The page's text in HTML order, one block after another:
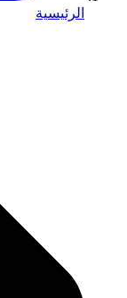
الرئيسية